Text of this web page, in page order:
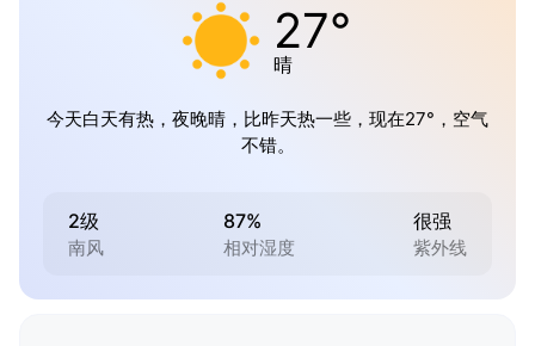
27°
晴
今天白天有热，夜晚晴，比昨天热一些，现在27°，空气
不错。
2级
南风
87%
相对湿度
很强
紫外线